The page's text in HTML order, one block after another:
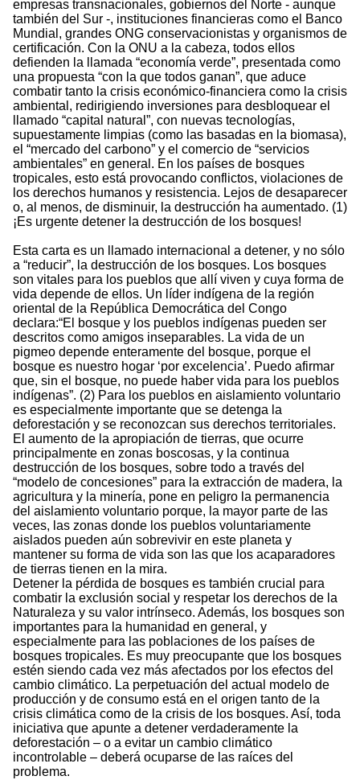
empresas transnacionales, gobiernos del Norte - aunque
también del Sur -, instituciones financieras como el Banco
Mundial, grandes ONG conservacionistas y organismos de
certificación. Con la ONU a la cabeza, todos ellos
defienden la llamada “economía verde”, presentada como
una propuesta “con la que todos ganan”, que aduce
combatir tanto la crisis económico-financiera como la crisis
ambiental, redirigiendo inversiones para desbloquear el
llamado “capital natural”, con nuevas tecnologías,
supuestamente limpias (como las basadas en la biomasa),
el “mercado del carbono” y el comercio de “servicios
ambientales” en general. En los países de bosques
tropicales, esto está provocando conflictos, violaciones de
los derechos humanos y resistencia. Lejos de desaparecer
o, al menos, de disminuir, la destrucción ha aumentado. (1)
¡Es urgente detener la destrucción de los bosques!
Esta carta es un llamado internacional a detener, y no sólo
a “reducir”, la destrucción de los bosques. Los bosques
son vitales para los pueblos que allí viven y cuya forma de
vida depende de ellos. Un líder indígena de la región
oriental de la República Democrática del Congo
declara:“El bosque y los pueblos indígenas pueden ser
descritos como amigos inseparables. La vida de un
pigmeo depende enteramente del bosque, porque el
bosque es nuestro hogar ‘por excelencia’. Puedo afirmar
que, sin el bosque, no puede haber vida para los pueblos
indígenas”. (2) Para los pueblos en aislamiento voluntario
es especialmente importante que se detenga la
deforestación y se reconozcan sus derechos territoriales.
El aumento de la apropiación de tierras, que ocurre
principalmente en zonas boscosas, y la continua
destrucción de los bosques, sobre todo a través del
“modelo de concesiones” para la extracción de madera, la
agricultura y la minería, pone en peligro la permanencia
del aislamiento voluntario porque, la mayor parte de las
veces, las zonas donde los pueblos voluntariamente
aislados pueden aún sobrevivir en este planeta y
mantener su forma de vida son las que los acaparadores
de tierras tienen en la mira.
Detener la pérdida de bosques es también crucial para
combatir la exclusión social y respetar los derechos de la
Naturaleza y su valor intrínseco. Además, los bosques son
importantes para la humanidad en general, y
especialmente para las poblaciones de los países de
bosques tropicales. Es muy preocupante que los bosques
estén siendo cada vez más afectados por los efectos del
cambio climático. La perpetuación del actual modelo de
producción y de consumo está en el origen tanto de la
crisis climática como de la crisis de los bosques. Así, toda
iniciativa que apunte a detener verdaderamente la
deforestación – o a evitar un cambio climático
incontrolable – deberá ocuparse de las raíces del
problema.